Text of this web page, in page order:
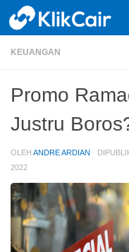
Skip to content
KEUANGAN
Promo
Justru
OLEH ANDRE ARDIAN ·
2022